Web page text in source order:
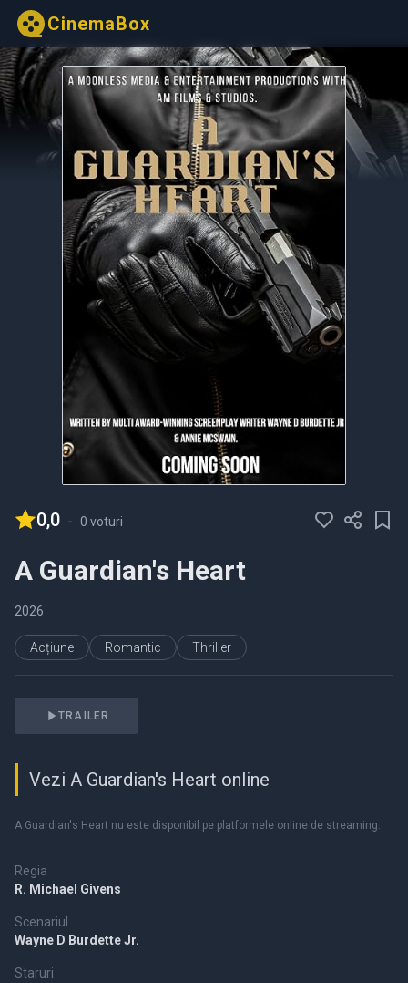
CinemaBox
0,0 - 0 voturi
A Guardian's Heart
2026
Acțiune Romantic Thriller
Regia
R. Michael Givens
Scenariul
Wayne D Burdette Jr.
Staruri
TRAILER
Vezi A Guardian's Heart online
A Guardian's Heart nu este disponibil pe platformele online de streaming.